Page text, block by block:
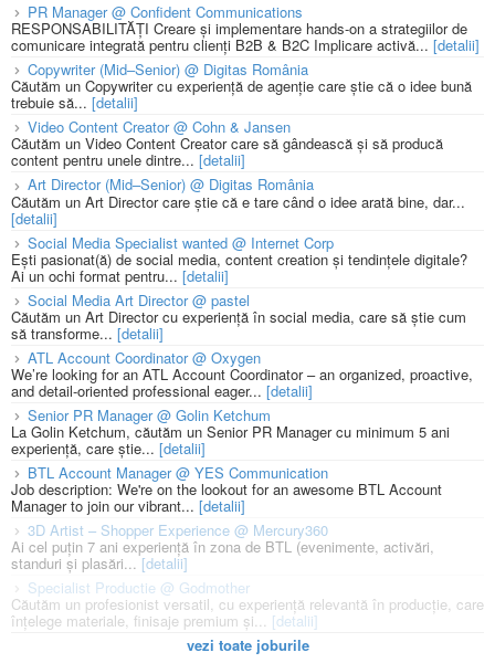
PR Manager @ Confident Communications
RESPONSABILITĂȚI Creare și implementare hands-on a strategiilor de
comunicare integrată pentru clienți B2B & B2C Implicare activă... [detalii]
Copywriter (Mid–Senior) @ Digitas România
Căutăm un Copywriter cu experiență de agenție care știe că o idee bună
trebuie să... [detalii]
Video Content Creator @ Cohn & Jansen
Căutăm un Video Content Creator care să gândească și să producă
content pentru unele dintre... [detalii]
Art Director (Mid–Senior) @ Digitas România
Căutăm un Art Director care știe că e tare când o idee arată bine, dar...
[detalii]
Social Media Specialist wanted @ Internet Corp
Ești pasionat(ă) de social media, content creation și tendințele digitale?
Ai un ochi format pentru... [detalii]
Social Media Art Director @ pastel
Căutăm un Art Director cu experiență în social media, care să știe cum
să transforme... [detalii]
ATL Account Coordinator @ Oxygen
We’re looking for an ATL Account Coordinator – an organized, proactive,
and detail-oriented professional eager... [detalii]
Senior PR Manager @ Golin Ketchum
La Golin Ketchum, căutăm un Senior PR Manager cu minimum 5 ani
experiență, care știe... [detalii]
BTL Account Manager @ YES Communication
Job description: We're on the lookout for an awesome BTL Account
Manager to join our vibrant... [detalii]
3D Artist – Shopper Experience @ Mercury360
Ai cel puțin 7 ani experiență în zona de BTL (evenimente, activări,
standuri și plasări...[detalii]
Specialist Productie @ Godmother
Căutăm un profesionist versatil, cu experiență relevantă în producție, care
înțelege materiale, finisaje premium și... [detalii]
vezi toate joburile